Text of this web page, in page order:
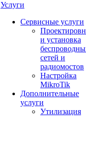
Услуги
Сервисные услуги
и установка
сетей и
радиомостов
Настройка
MikroTik
Дополнительные
услуги
Утилизация